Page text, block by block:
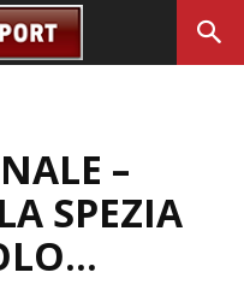
–
SPEZIA